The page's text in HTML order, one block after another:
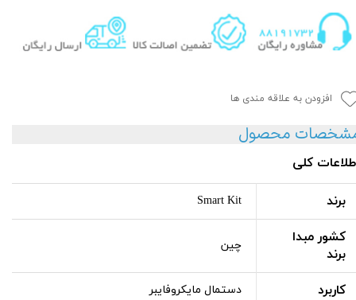
افزودن به علاقه مندی ها
محصول
کلی
برند Smart Kit
کشور مبدا
برند
چین
کاربرد دستمال مایکروفایبر